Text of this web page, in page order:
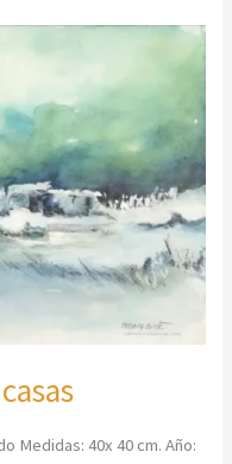
Medidas: 40x 40 cm. Año: